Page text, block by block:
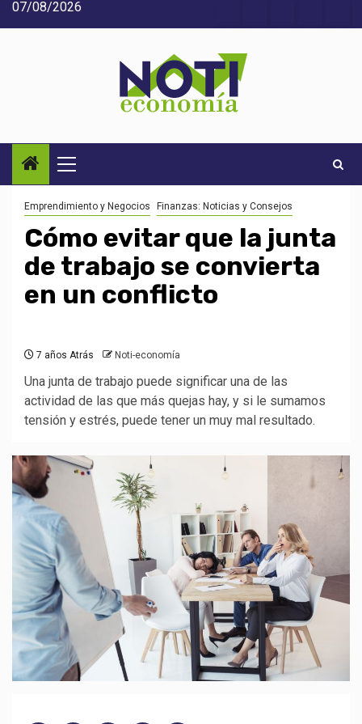
Saltar
al
07/08/2026
Noti-
economía
Menú
principal
Emprendimiento y Negocios Finanzas: Noticias y Consejos
Cómo evitar que la junta
de trabajo se convierta
en un conflicto
7 años Atrás Noti-economía
Una junta de trabajo puede significar una de las
actividad de las que más quejas hay, y si le sumamos
tensión y estrés, puede tener un muy mal resultado.